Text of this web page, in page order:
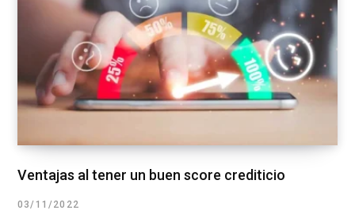
Ventajas al tener un buen score crediticio
03/11/2022